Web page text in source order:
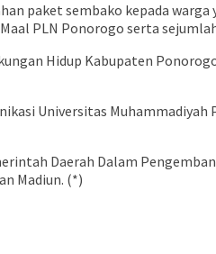
paket sembako kepada
PLN Ponorogo serta
Hidup Kabupaten
Universitas
Daerah Dalam
Madiun. (*)